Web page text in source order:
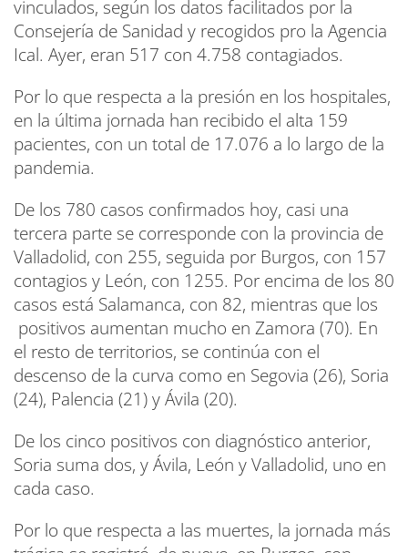
vinculados, según los datos facilitados por la
Consejería de Sanidad y recogidos pro la Agencia
Ical. Ayer, eran 517 con 4.758 contagiados.
Por lo que respecta a la presión en los hospitales,
en la última jornada han recibido el alta 159
pacientes, con un total de 17.076 a lo largo de la
pandemia.
De los 780 casos confirmados hoy, casi una
tercera parte se corresponde con la provincia de
Valladolid, con 255, seguida por Burgos, con 157
contagios y León, con 1255. Por encima de los 80
casos está Salamanca, con 82, mientras que los
positivos aumentan mucho en Zamora (70). En
el resto de territorios, se continúa con el
descenso de la curva como en Segovia (26), Soria
(24), Palencia (21) y Ávila (20).
De los cinco positivos con diagnóstico anterior,
Soria suma dos, y Ávila, León y Valladolid, uno en
cada caso.
Por lo que respecta a las muertes, la jornada más